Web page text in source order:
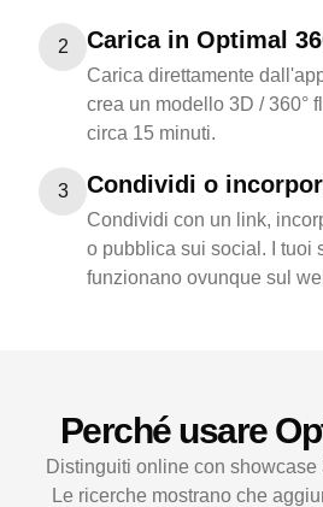
2 Carica in Optimal
Carica direttamente
crea un modello 3D / 360°
circa 15 minuti.
3 Condividi o
Condividi con un link,
o pubblica sui social. I tuoi
funzionano ovunque sul
Perché usare
Distinguiti online con showcase
Le ricerche mostrano che